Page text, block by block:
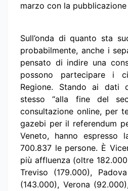
marzo con la
Sull’onda di quanto sta
probabilmente, anche i
pensato di indire una
possono partecipare i
Regione. Stando ai dati
stesso “alla fine del
consultazione online, per
gazebi per il referendum
Veneto, hanno espresso
700.837 le persone. È
più affluenza (oltre
Treviso (179.000),
(143.000), Verona